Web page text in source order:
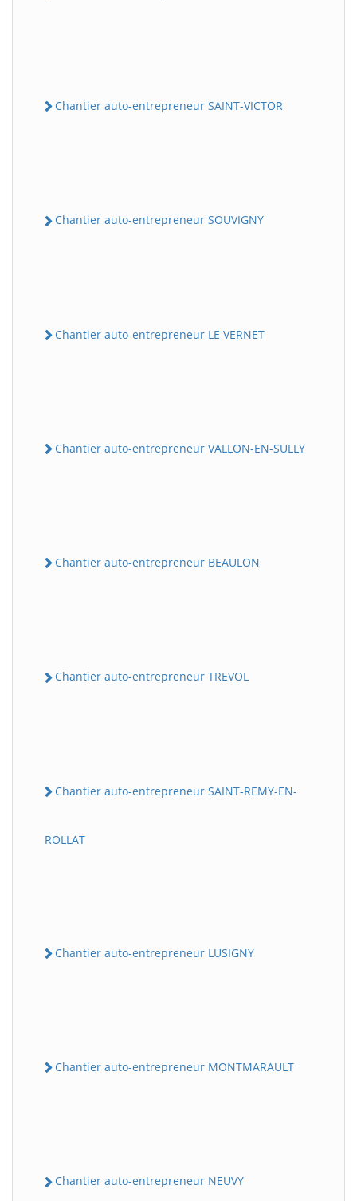
Chantier auto-entrepreneur SAINT-VICTOR
Chantier auto-entrepreneur SOUVIGNY
Chantier auto-entrepreneur LE VERNET
Chantier auto-entrepreneur VALLON-EN-SULLY
Chantier auto-entrepreneur BEAULON
Chantier auto-entrepreneur TREVOL
Chantier auto-entrepreneur SAINT-REMY-EN-
ROLLAT
Chantier auto-entrepreneur LUSIGNY
Chantier auto-entrepreneur MONTMARAULT
Chantier auto-entrepreneur NEUVY